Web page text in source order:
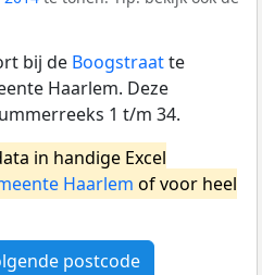
bij de Boogstraatte
Haarlem. Deze
1 t/m 34.
in handige Excel
Haarlem of voor heel
postcode